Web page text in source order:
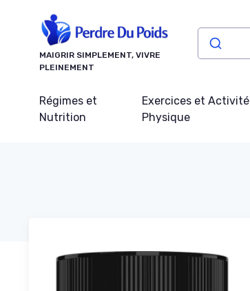
MAIGRIR SIMPLEMENT, VIVRE
PLEINEMENT
Régimes et
Nutrition
Exercices et Activité
Physique